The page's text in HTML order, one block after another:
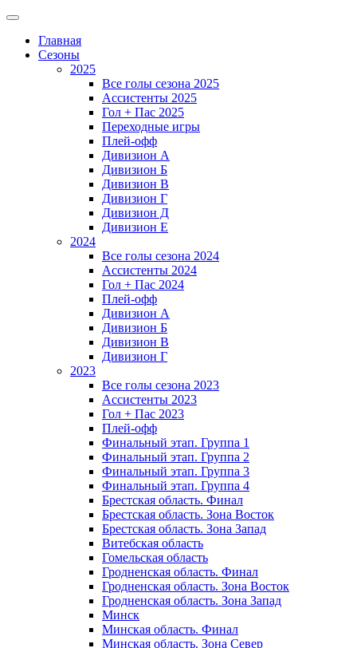
Главная
Сезоны
2025
Все голы сезона 2025
Ассистенты 2025
Гол + Пас 2025
Переходные игры
Плей-офф
Дивизион A
Дивизион Б
Дивизион В
Дивизион Г
Дивизион Д
Дивизион Е
2024
Все голы сезона 2024
Ассистенты 2024
Гол + Пас 2024
Плей-офф
Дивизион A
Дивизион Б
Дивизион В
Дивизион Г
2023
Все голы сезона 2023
Ассистенты 2023
Гол + Пас 2023
Плей-офф
Финальный этап. Группа 1
Финальный этап. Группа 2
Финальный этап. Группа 3
Финальный этап. Группа 4
Брестская область. Финал
Брестская область. Зона Восток
Брестская область. Зона Запад
Витебская область
Гомельская область
Гродненская область. Финал
Гродненская область. Зона Восток
Гродненская область. Зона Запад
Минск
Минская область. Финал
Минская область. Зона Север